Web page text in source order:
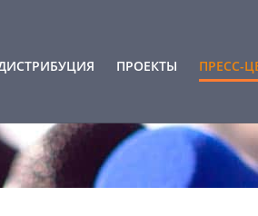
ПРОЕКТЫ ПРЕСС-